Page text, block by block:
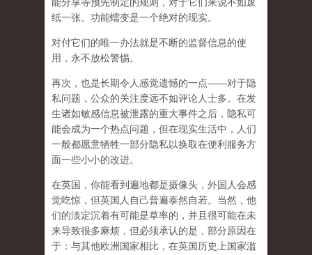
纸一张。 功能蠕变是一个绝对的现实。
对付它们的唯一办法就是不断的监督信息的使
用，永不放松警惕。
再次，也是长期令人感觉遗憾的一点——对于隐
私问题， 公众的关注度远不如评论人士多。在发
生诸如敏感信息被泄露的重大事件之后，隐私可
能会成为一个热点问题，但在现实生活中，人们
一般都愿意牺牲一部分隐私以换取在便利服务方
面一些小小的改进。
在英国，你能看到遍地都是摄像头，外国人会感
觉吃惊，但英国人自己普遍泰然自若。当然，他
们的淡定沉着有可能是草率的，并且很可能在未
来导致很多麻烦，但必须承认的是，部分原因在
于：与其他欧洲国家相比，在英国历史上国家滥